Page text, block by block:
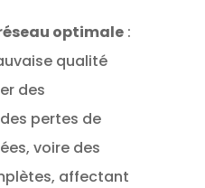
optimale:
qualité
des
pertes de
voire des
affectant